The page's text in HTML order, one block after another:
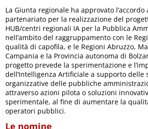
La Giunta regionale ha approvato
partenariato per la realizzazione del
HUB/centri regionali IA per la Pubblica
nell’ambito del raggruppamento con le
qualità di capofila, e le Regioni Abruzzo,
Campania e la Provincia autonoma di
progetto prevede la sperimentazione e
dell’Intelligenza Artificiale a supporto delle
organizzative delle pubbliche
attraverso azioni pilota o soluzioni
sperimentale, al fine di aumentare la
operatori pubblici.
Le nomine